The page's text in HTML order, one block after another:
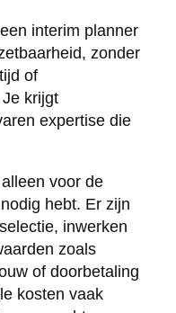
interim planner
zonder
of
krijgt
expertise die
voor de
hebt. Er zijn
inwerken
zoals
of doorbetaling
kosten vaak